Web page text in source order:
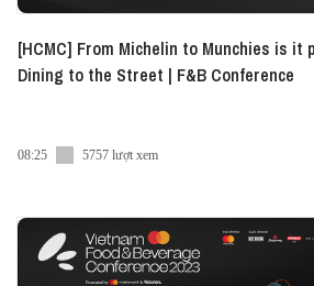
[HCMC] From Michelin to Munchies is it
Dining to the Street | F&B Conference
08:25 5757 lượt xem